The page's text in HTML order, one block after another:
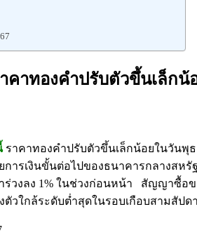
คาทองคำปรับตัวขึ้นเล็กน้
ราคาทองคำปรับตัวขึ้นเล็กน้อยในวันพุ
การเงินขั้นต่อไปของธนาคารกลางสห
วงลง 1% ในช่วงก่อนหน้า สัญญาซื้อข
ตัวใกล้ระดับต่ำสุดในรอบเกือบสามสั